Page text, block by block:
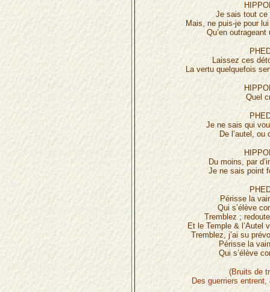
Je sais tout ce
Mais, ne puis-je pour
Qu’en
Laissez ces
La vertu quelquefois
Quel
Je ne sais qui
De l’autel,
Du moins, par
Je ne sais point
Périsse la
Qui s’élève
Tremblez ;
Et le Temple & l’Autel
Tremblez, j’ai su
Périsse la
Qui s’élève
(Bruits de
Des guerriers